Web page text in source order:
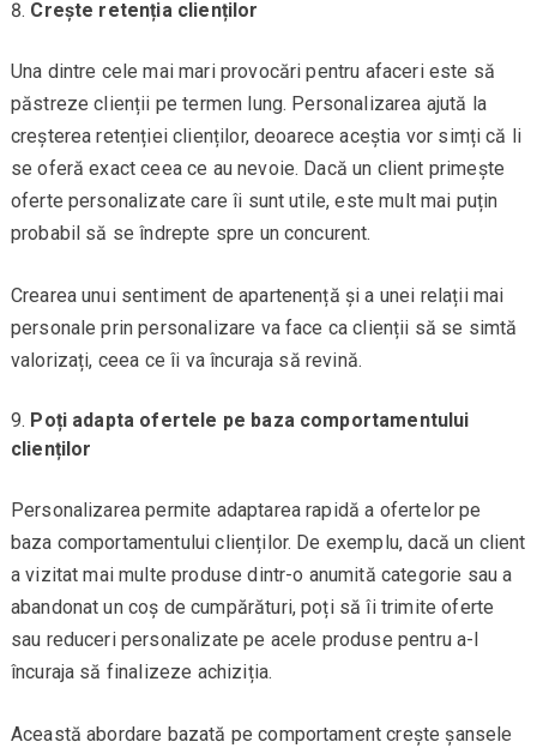
Crește retenția clienților
Una dintre cele mai mari provocări pentru afaceri este să
păstreze clienții pe termen lung. Personalizarea ajută la
creșterea retenției clienților, deoarece aceștia vor simți că li
se oferă exact ceea ce au nevoie. Dacă un client primește
oferte personalizate care îi sunt utile, este mult mai puțin
probabil să se îndrepte spre un concurent.
Crearea unui sentiment de apartenență și a unei relații mai
personale prin personalizare va face ca clienții să se simtă
valorizați, ceea ce îi va încuraja să revină.
Poți adapta ofertele pe baza comportamentului
clienților
Personalizarea permite adaptarea rapidă a ofertelor pe
baza comportamentului clienților. De exemplu, dacă un client
a vizitat mai multe produse dintr-o anumită categorie sau a
abandonat un coș de cumpărături, poți să îi trimite oferte
sau reduceri personalizate pe acele produse pentru a-l
încuraja să finalizeze achiziția.
Această abordare bazată pe comportament crește șansele